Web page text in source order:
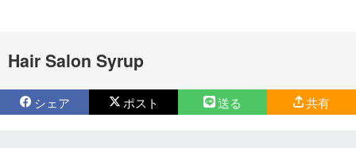
Hair Salon Syrup
シェア ポスト 送る 共有